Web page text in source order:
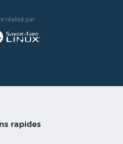
réalisé par
rapides